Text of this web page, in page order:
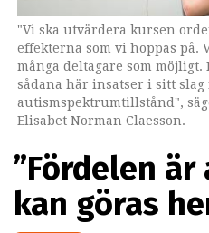
"Vi ska utvärdera kursen
effekterna som vi hoppas på.
många deltagare som möjligt.
sådana här insatser i sitt slag
autismspektrumtillstånd",
Elisabet Norman Claesson.
”Fördelen
kan göras